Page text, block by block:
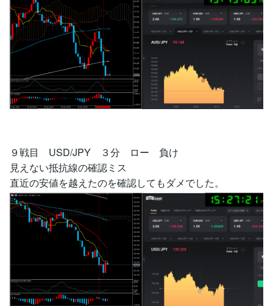
９戦目 USD/JPY ３分 ロー 負け
見えない抵抗線の確認ミス
直近の安値を越えたのを確認してもダメでした。